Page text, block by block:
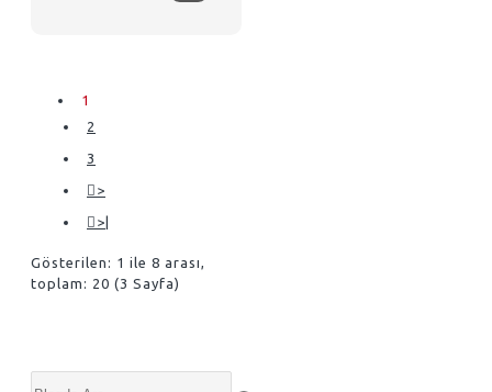
1
2
3
>
>|
Gösterilen: 1 ile 8 arası,
toplam: 20 (3 Sayfa)